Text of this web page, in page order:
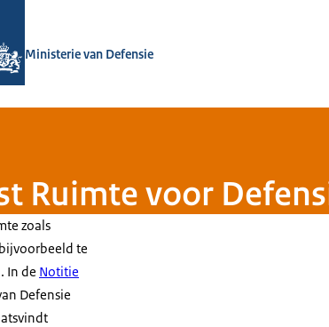
Ministerie van Defensie
Ruimte voor
zoals
te
In de Notitie
Defensie